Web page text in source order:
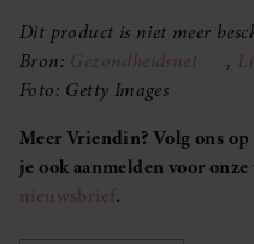
Dit product is niet meer
Bron: Gezondheidsnet ,
Foto: Getty Images
Meer Vriendin? Volg ons op
je ook aanmelden voor
nieuwsbrief.